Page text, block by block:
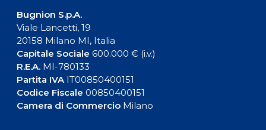
Bugnion S.p.A.
Viale Lancetti, 19
20158 Milano MI, Italia
Capitale Sociale 600.000 € (i.v.)
R.E.A.MI-780133
Partita IVAIT00850400151
Codice Fiscale 00850400151
Camera di CommercioMilano